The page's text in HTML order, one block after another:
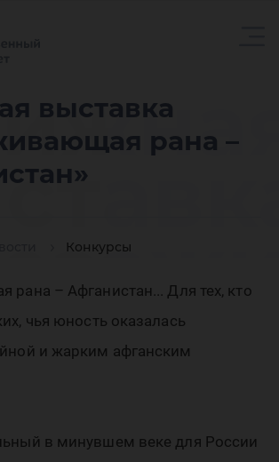
выставка
рана –
Конкурсы
–
рана – Афганистан... Для тех, кто
чья юность оказалась
и жарким афганским
в минувшем веке для России